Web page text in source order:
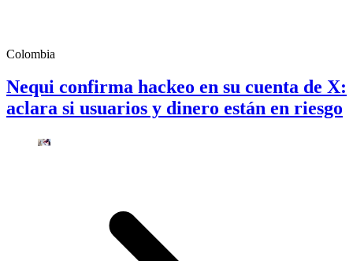
Colombia
Nequi confirma hackeo en su cuenta de X:
aclara si usuarios y dinero están en riesgo